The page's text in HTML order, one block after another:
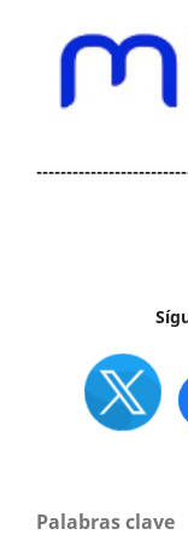
Palabras clave